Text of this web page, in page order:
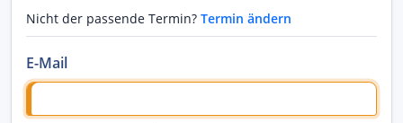
Nicht der passende Termin? Termin ändern
E-Mail